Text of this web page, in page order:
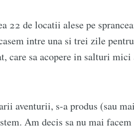
22 de locatii alese pe
intre una si trei zile
care sa acopere in salturi
aventurii, s-a produs (sau
Am decis sa nu mai